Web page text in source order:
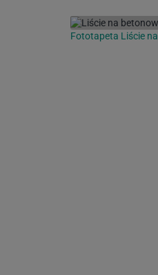
Fototapeta Liście